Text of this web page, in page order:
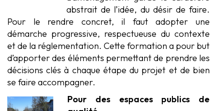
abstrait de l’idée, du désir de faire.
Pour le rendre concret, il faut adopter une
démarche progressive, respectueuse du contexte
et de la réglementation. Cette formation a pour but
d’apporter des éléments permettant de prendre les
décisions clés à chaque étape du projet et de bien
se faire accompagner.
Pour des espaces publics de